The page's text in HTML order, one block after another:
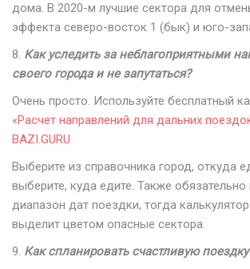
дома. В 2020-м лучшие сектора для
эффекта северо-восток 1 (бык) и юго-
8. Как уследить за неблагоприятными
своего города и не запутаться?
Очень просто. Используйте бесплатный
«Расчет направлений для дальних
BAZI.GURU
Выберите из справочника город, откуда
выберите, куда едите. Также обязательно
диапазон дат поездки, тогда
выделит цветом опасные сектора.
9. Как спланировать счастливую